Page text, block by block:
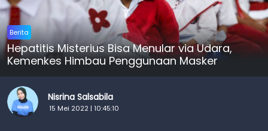
Berita
Hepatitis Misterius Bisa Menular via Udara,
Kemenkes Himbau Penggunaan Masker
Nisrina Salsabila
15 Mei 2022 | 10:45:10